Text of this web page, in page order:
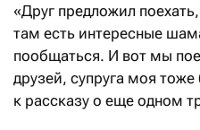
«Друг предложил
там есть интересные
пообщаться. И вот мы
друзей, супруга моя
к рассказу о еще одном